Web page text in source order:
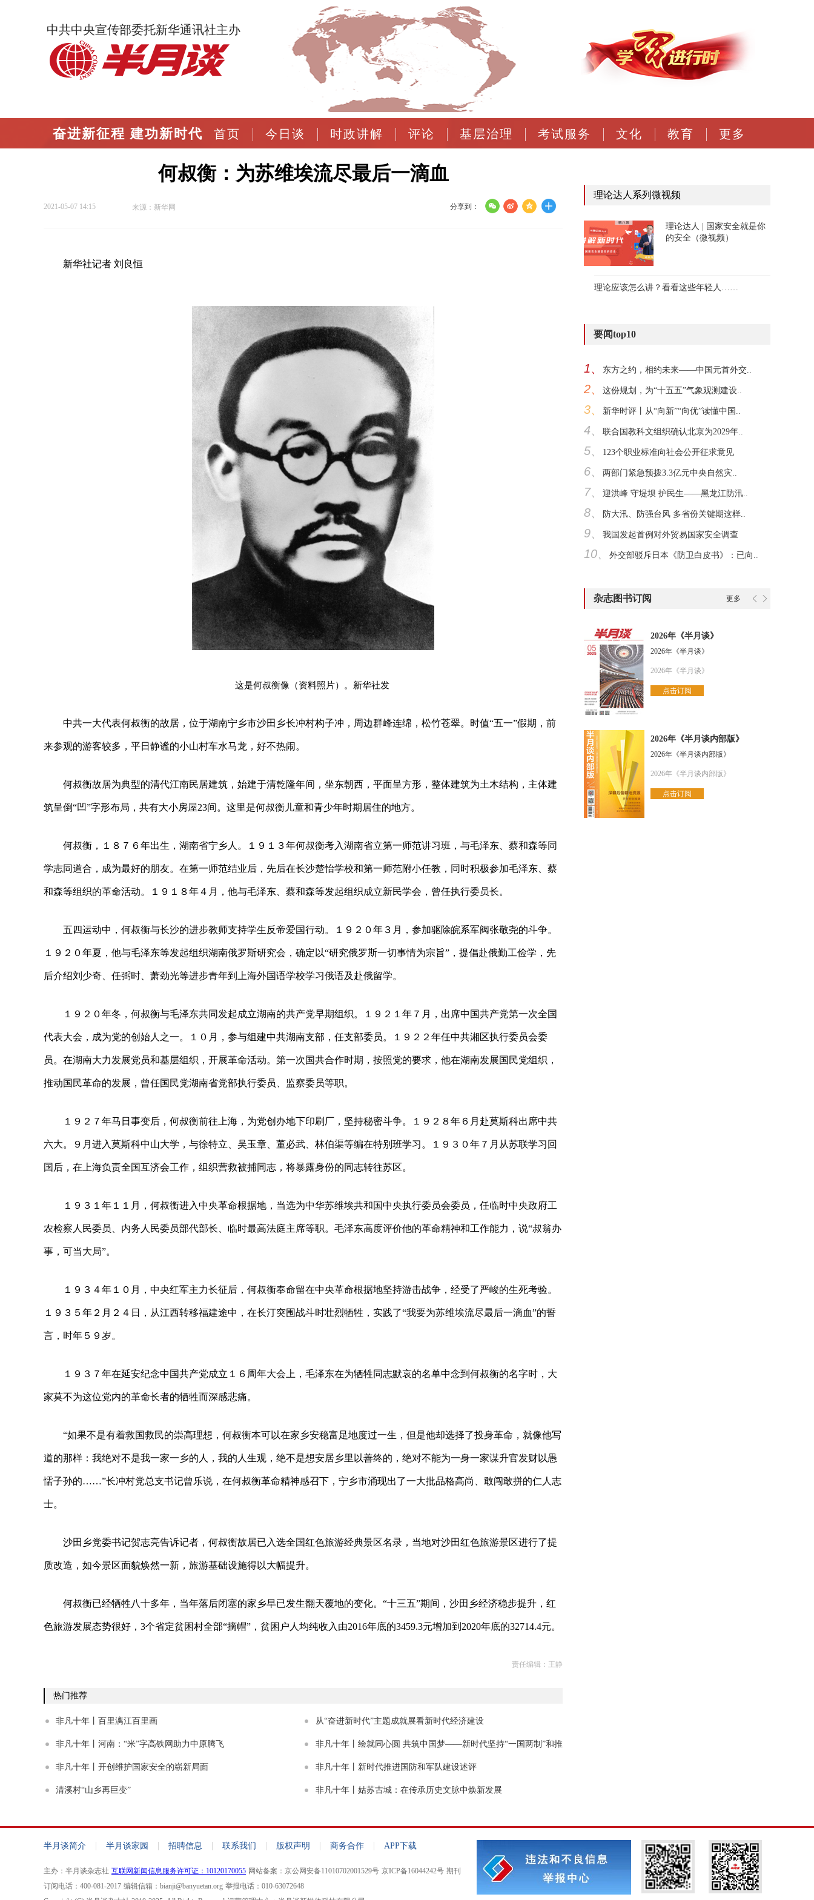
中共中央宣传部委托新华通讯社主办
奋进新征程 建功新时代 首页 今日谈 时政讲解 评论 基层治理 考试服务 文化 教育 更多
何叔衡：为苏维埃流尽最后一滴血
2021-05-07 14:15 来源：新华网 分享到：
新华社记者 刘良恒
这是何叔衡像（资料照片）。新华社发
中共一大代表何叔衡的故居，位于湖南宁乡市沙田乡长冲村构子冲，周边群峰连绵，松竹苍翠。时值“五一”假期，前
来参观的游客较多，平日静谧的小山村车水马龙，好不热闹。
何叔衡故居为典型的清代江南民居建筑，始建于清乾隆年间，坐东朝西，平面呈方形，整体建筑为土木结构，主体建
筑呈倒“凹”字形布局，共有大小房屋23间。这里是何叔衡儿童和青少年时期居住的地方。
何叔衡，１８７６年出生，湖南省宁乡人。１９１３年何叔衡考入湖南省立第一师范讲习班，与毛泽东、蔡和森等同
学志同道合，成为最好的朋友。在第一师范结业后，先后在长沙楚怡学校和第一师范附小任教，同时积极参加毛泽东、蔡
和森等组织的革命活动。１９１８年４月，他与毛泽东、蔡和森等发起组织成立新民学会，曾任执行委员长。
五四运动中，何叔衡与长沙的进步教师支持学生反帝爱国行动。１９２０年３月，参加驱除皖系军阀张敬尧的斗争。
１９２０年夏，他与毛泽东等发起组织湖南俄罗斯研究会，确定以“研究俄罗斯一切事情为宗旨”，提倡赴俄勤工俭学，先
后介绍刘少奇、任弼时、萧劲光等进步青年到上海外国语学校学习俄语及赴俄留学。
１９２０年冬，何叔衡与毛泽东共同发起成立湖南的共产党早期组织。１９２１年７月，出席中国共产党第一次全国
代表大会，成为党的创始人之一。１０月，参与组建中共湖南支部，任支部委员。１９２２年任中共湘区执行委员会委
员。在湖南大力发展党员和基层组织，开展革命活动。第一次国共合作时期，按照党的要求，他在湖南发展国民党组织，
推动国民革命的发展，曾任国民党湖南省党部执行委员、监察委员等职。
１９２７年马日事变后，何叔衡前往上海，为党创办地下印刷厂，坚持秘密斗争。１９２８年６月赴莫斯科出席中共
六大。９月进入莫斯科中山大学，与徐特立、吴玉章、董必武、林伯渠等编在特别班学习。１９３０年７月从苏联学习回
国后，在上海负责全国互济会工作，组织营救被捕同志，将暴露身份的同志转往苏区。
１９３１年１１月，何叔衡进入中央革命根据地，当选为中华苏维埃共和国中央执行委员会委员，任临时中央政府工
农检察人民委员、内务人民委员部代部长、临时最高法庭主席等职。毛泽东高度评价他的革命精神和工作能力，说“叔翁办
事，可当大局”。
１９３４年１０月，中央红军主力长征后，何叔衡奉命留在中央革命根据地坚持游击战争，经受了严峻的生死考验。
１９３５年２月２４日，从江西转移福建途中，在长汀突围战斗时壮烈牺牲，实践了“我要为苏维埃流尽最后一滴血”的誓
言，时年５９岁。
１９３７年在延安纪念中国共产党成立１６周年大会上，毛泽东在为牺牲同志默哀的名单中念到何叔衡的名字时，大
家莫不为这位党内的革命长者的牺牲而深感悲痛。
“如果不是有着救国救民的崇高理想，何叔衡本可以在家乡安稳富足地度过一生，但是他却选择了投身革命，就像他写
道的那样：我绝对不是我一家一乡的人，我的人生观，绝不是想安居乡里以善终的，绝对不能为一身一家谋升官发财以愚
懦子孙的……”长冲村党总支书记曾乐说，在何叔衡革命精神感召下，宁乡市涌现出了一大批品格高尚、敢闯敢拼的仁人志
士。
沙田乡党委书记贺志亮告诉记者，何叔衡故居已入选全国红色旅游经典景区名录，当地对沙田红色旅游景区进行了提
质改造，如今景区面貌焕然一新，旅游基础设施得以大幅提升。
何叔衡已经牺牲八十多年，当年落后闭塞的家乡早已发生翻天覆地的变化。“十三五”期间，沙田乡经济稳步提升，红
色旅游发展态势很好，3个省定贫困村全部“摘帽”，贫困户人均纯收入由2016年底的3459.3元增加到2020年底的32714.4元。
责任编辑：王静
热门推荐
非凡十年丨百里漓江百里画 从“奋进新时代”主题成就展看新时代经济建设
非凡十年丨河南：“米”字高铁网助力中原腾飞 非凡十年丨绘就同心圆 共筑中国梦——新时代坚持“一国两制”和推
进祖国统一述评
非凡十年丨开创维护国家安全的崭新局面 非凡十年丨新时代推进国防和军队建设述评
清溪村“山乡再巨变” 非凡十年丨姑苏古城：在传承历史文脉中焕新发展
理论达人系列微视频
理论达人 | 国家安全就是你
的安全（微视频）
理论应该怎么讲？看看这些年轻人……
要闻top10
1、 东方之约，相约未来——中国元首外交..
2、 这份规划，为“十五五”气象观测建设..
3、 新华时评丨从“向新”“向优”读懂中国..
4、 联合国教科文组织确认北京为2029年..
5、 123个职业标准向社会公开征求意见
6、 两部门紧急预拨3.3亿元中央自然灾..
7、 迎洪峰 守堤坝 护民生——黑龙江防汛..
8、 防大汛、防强台风 多省份关键期这样..
9、 我国发起首例对外贸易国家安全调查
10、 外交部驳斥日本《防卫白皮书》：已向..
杂志图书订阅 更多
2026年《半月谈》
2026年《半月谈》
2026年《半月谈》
点击订阅
2026年《半月谈内部版》
2026年《半月谈内部版》
2026年《半月谈内部版》
点击订阅
半月谈简介 | 半月谈家园 | 招聘信息 | 联系我们 | 版权声明 | 商务合作 | APP下载
主办：半月谈杂志社 互联网新闻信息服务许可证：10120170055 网站备案：京公网安备11010702001529号 京ICP备16044242号 期刊
订阅电话：400-081-2017 编辑信箱：bianji@banyuetan.org 举报电话：010-63072648